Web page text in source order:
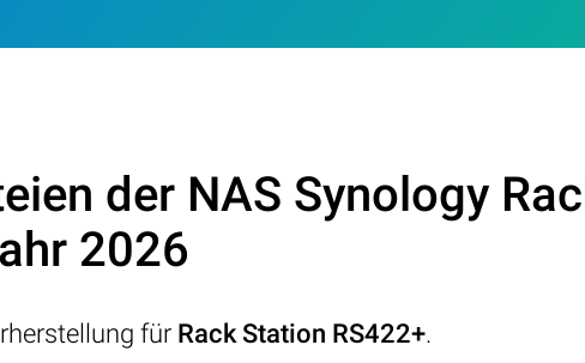
der NAS Synology
2026
für Rack Station RS422+.